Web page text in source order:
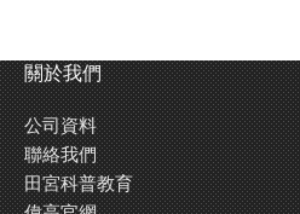
關於我們
公司資料
聯絡我們
田宮科普教育